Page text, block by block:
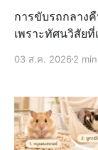
การขับรถกลาง
เพราะทัศนวิสัย
ต้องขับรถกลางคื
03 ส.ค. 2026 2